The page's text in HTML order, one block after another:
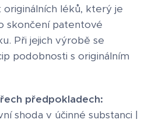
léků, který je
skončení patentové
Při jejich výrobě se
podobnosti s originálním
předpokladech:
shoda v účinné substanci |